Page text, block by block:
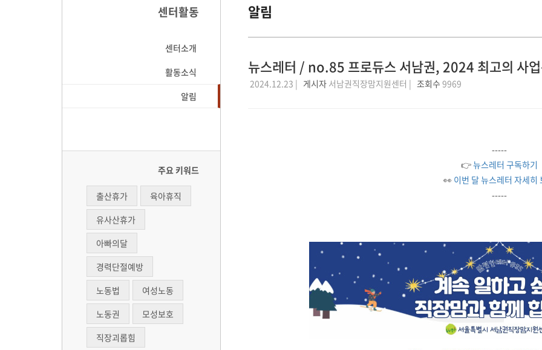
센터활동
센터소개
활동소식
알림
주요 키워드
출산휴가
육아휴직
유사산휴가
아빠의달
경력단절예방
노동법
여성노동
노동권
모성보호
직장괴롭힘
알림
뉴스레터 / no.85 프로듀스 서남권, 2024 최고의 사
2024.12.23 | 게시자서남권직장맘지원센터 | 조회수 9969
-----
👉뉴스레터 구독하기
👀 이번 달 뉴스레터 자세히
-----